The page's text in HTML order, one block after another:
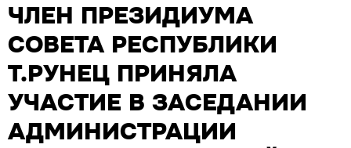
ЧЛЕН ПРЕЗИДИУМА
СОВЕТА РЕСПУБЛИКИ
Т.РУНЕЦ ПРИНЯЛА
УЧАСТИЕ В ЗАСЕДАНИИ
АДМИНИСТРАЦИИ